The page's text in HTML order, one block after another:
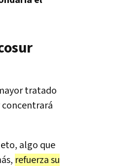
tratado
concentrará
algo que
refuerza su